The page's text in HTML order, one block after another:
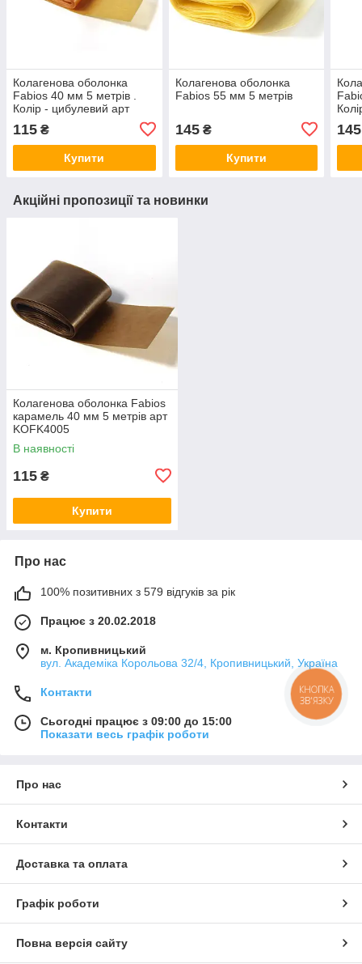
Колагенова оболонка
Fabios 40 мм 5 метрів .
Колір - цибулевий арт
115 ₴
Купити
Колагенова оболонка
Fabios 55 мм 5 метрів
145₴
Купити
145
Акційні пропозиції та новинки
Колагенова оболонка Fabios
карамель 40 мм 5 метрів арт
KOFK4005
В наявності
115 ₴
Купити
Про нас
100% позитивних з 579 відгуків за рік
Працює з 20.02.2018
м. Кропивницький
вул. Академіка Корольова 32/4, Кропивницький, Україна
Контакти
Сьогодні працює з 09:00 до 15:00
Показати весь графік роботи
Про нас
Контакти
Доставка та оплата
Графік роботи
Повна версія сайту
КНОПКА
ЗВ'ЯЗКУ